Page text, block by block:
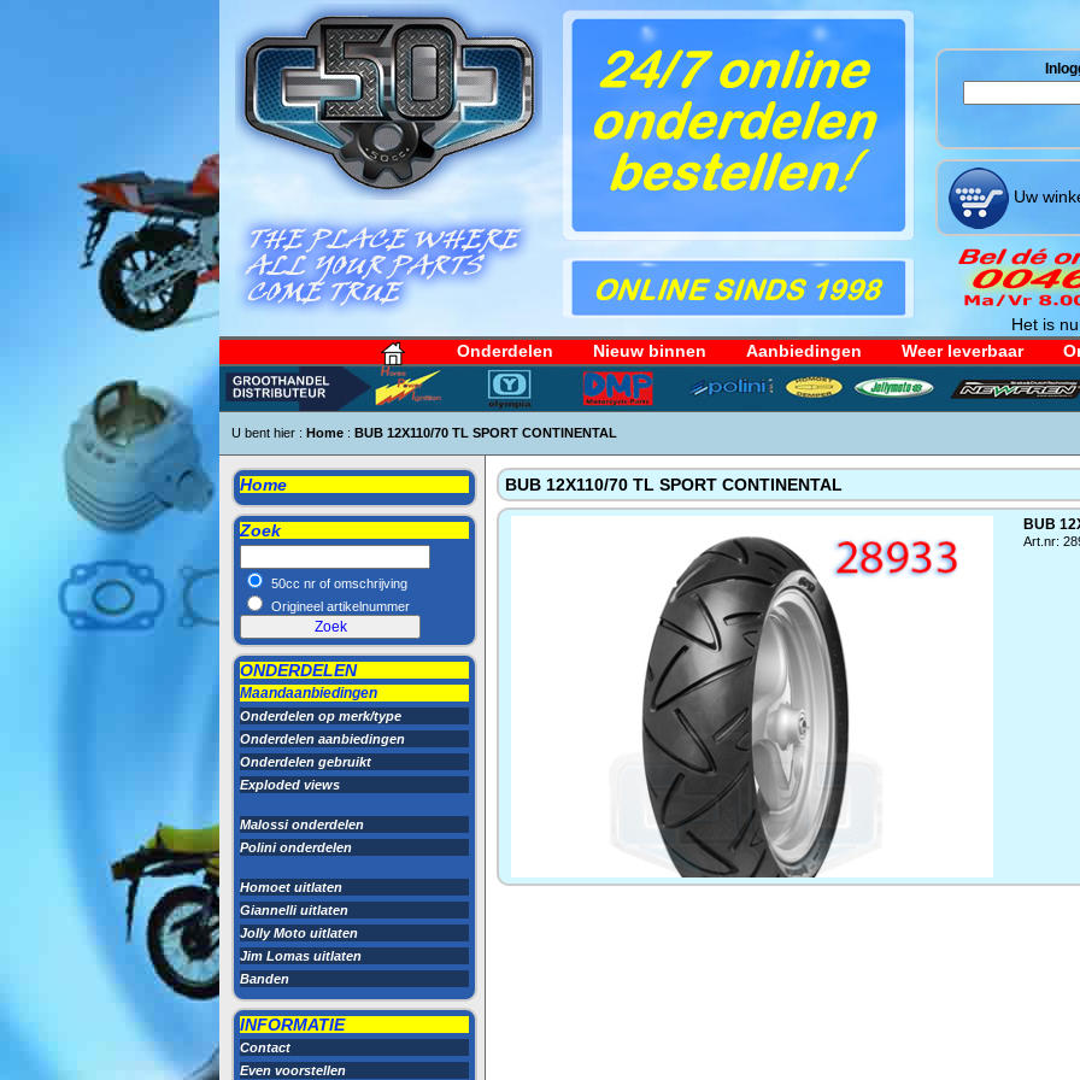
Uw
Het is
Onderdelen
Nieuw binnen Aanbiedingen Weer leverbaar
U bent hier : Home : BUB 12X110/70 TL SPORT CONTINENTAL
Home
Zoek
50cc nr of omschrijving
Origineel artikelnummer
ONDERDELEN
Maandaanbiedingen
Onderdelen op merk/type
Onderdelen aanbiedingen
Onderdelen gebruikt
Exploded views
Malossi onderdelen
Polini onderdelen
Homoet uitlaten
Giannelli uitlaten
Jolly Moto uitlaten
Jim Lomas uitlaten
Banden
INFORMATIE
Contact
Even voorstellen
BUB 12X110/70 TL SPORT CONTINENTAL
BUB
Art.nr: